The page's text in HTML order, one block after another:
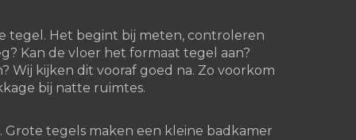
tegel. Het begint bij meten, controleren
Kan de vloer het formaat tegel aan?
Wij kijken dit vooraf goed na. Zo voorkom
bij natte ruimtes.
tegels maken een kleine badkamer